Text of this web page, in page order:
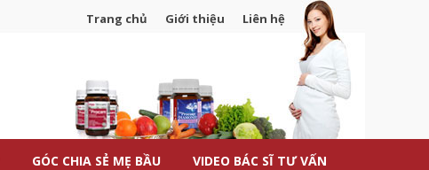
Trang chủ Giới thiệu Liên hệ
GÓC CHIA SẺ MẸ BẦU VIDEO BÁC SĨ TƯ VẤN